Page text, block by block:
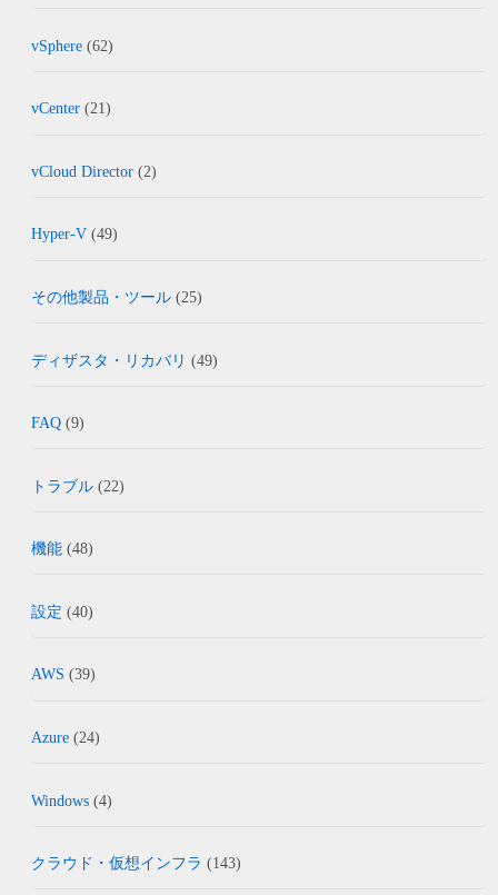
vSphere (62)
vCenter (21)
vCloud Director (2)
Hyper-V (49)
その他製品・ツール (25)
ディザスタ・リカバリ (49)
FAQ (9)
トラブル (22)
機能 (48)
設定 (40)
AWS (39)
Azure (24)
Windows (4)
クラウド・仮想インフラ (143)